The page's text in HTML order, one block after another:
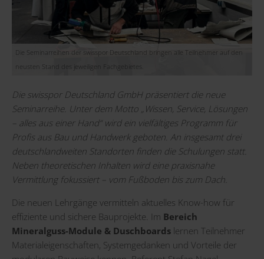
Die Seminarreihen der swisspor Deutschland bringen alle Teilnehmer auf den
neusten Stand des jeweiligen Fachgebietes.
Die swisspor Deutschland GmbH präsentiert die neue
Seminarreihe. Unter dem Motto „Wissen, Service, Lösungen
– alles aus einer Hand“ wird ein vielfältiges Programm für
Profis aus Bau und Handwerk geboten. An insgesamt drei
deutschlandweiten Standorten finden die Schulungen statt.
Neben theoretischen Inhalten wird eine praxisnahe
Vermittlung fokussiert – vom Fußboden bis zum Dach.
Die neuen Lehrgänge vermitteln aktuelles Know-how für
effiziente und sichere Bauprojekte. Im Bereich
Mineralguss-Module & Duschboards lernen Teilnehmer
Materialeigenschaften, Systemgedanken und Vorteile der